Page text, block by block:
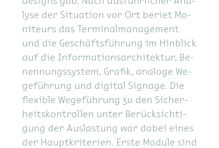
ly­se der Si­tua­ti­on vor Ort be­riet Mo­
ni­teurs das Ter­mi­nal­ma­nage­ment
und die Ge­schäfts­füh­rung im Hin­blick
auf die In­for­ma­ti­ons­ar­chi­tek­tur, Be­
nen­nungs­sys­tem, Gra­fik, ana­lo­ge We­
ge­füh­rung und di­gi­tal Si­gna­ge. Die
fle­xi­ble We­ge­füh­rung zu den Si­cher­
heits­kon­trol­len un­ter Be­rück­sich­ti­
gung der Aus­las­tung war da­bei ei­nes
der Haupt­kri­te­ri­en. Ers­te Mo­du­le sind